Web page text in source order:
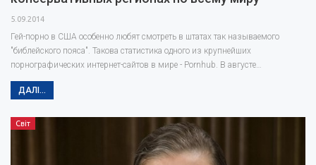
5.09.2014
Гей-порно в США особенно любят смотреть в штатах так называемого
"библейского пояса". Такова статистика одного из крупнейших
порнографических интернет-сайтов в мире - Pornhub. В августе…
ДАЛІ...
Світ